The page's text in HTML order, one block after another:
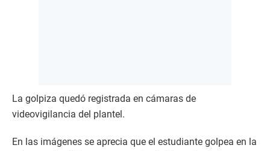
La golpiza quedó registrada en cámaras de
videovigilancia del plantel.
En las imágenes se aprecia que el estudiante golpea en la